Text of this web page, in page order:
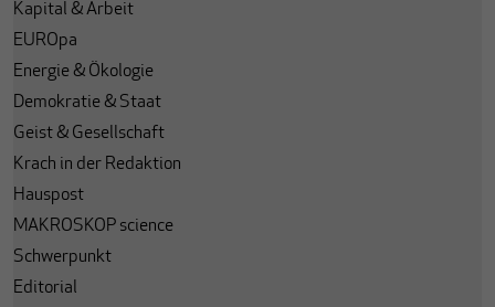
Kapital & Arbeit
EUROpa
Energie & Ökologie
Demokratie & Staat
Geist & Gesellschaft
Krach in der Redaktion
Hauspost
MAKROSKOP science
Schwerpunkt
Editorial